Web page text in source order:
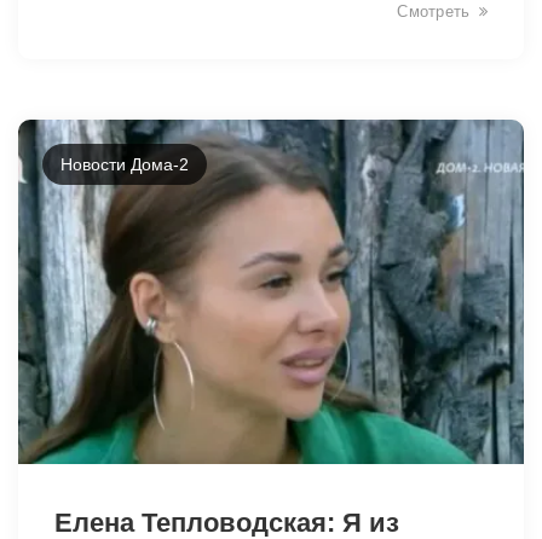
Смотреть
Новости Дома-2
Елена Тепловодская: Я из